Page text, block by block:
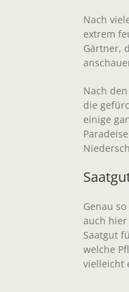
Nach
extrem
Gärtner,
Nach
die
einige
Genau
auch hier
Saatgut
welche
vielleicht